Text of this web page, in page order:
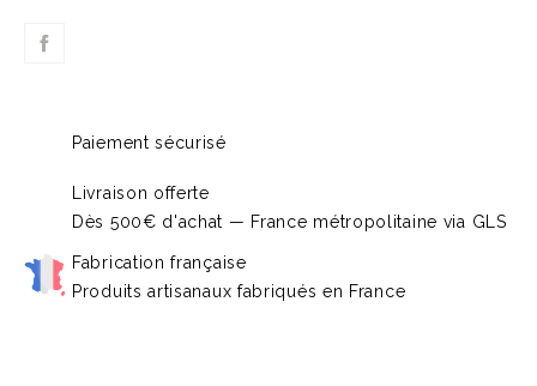
Paiement sécurisé
Livraison offerte
Dès 500€ d'achat — France métropolitaine via GLS
Fabrication française
Produits artisanaux fabriqués en France